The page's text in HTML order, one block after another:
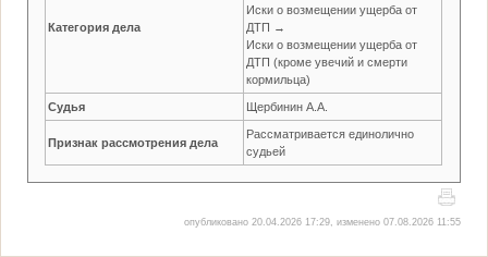
Категория дела
Иски о возмещении ущерба от
ДТП →
Иски о возмещении ущерба от
ДТП (кроме увечий и смерти
кормильца)
Судья Щербинин А.А.
Признак рассмотрения дела
Рассматривается единолично
судьей
опубликовано 20.04.2026 17:29, изменено 07.08.2026 11:55